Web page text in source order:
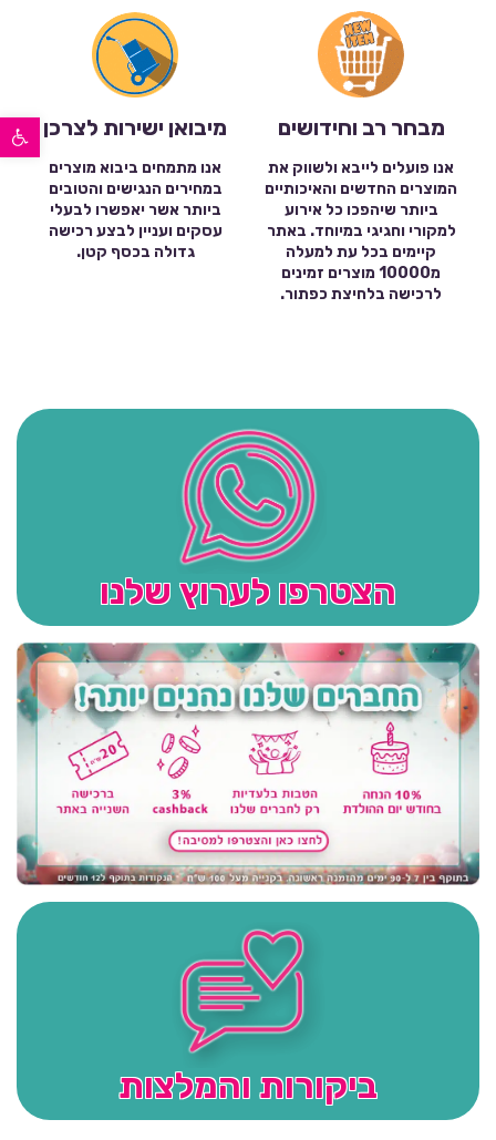
פתח סרגל נגישות מבחר רב וחידושים
אנו פועלים לייבא ולשווק את
המוצרים החדשים והאיכותיים
ביותר שיהפכו כל אירוע
למקורי וחגיגי במיוחד. באתר
קיימים בכל עת למעלה
מ10000 מוצרים זמינים
לרכישה בלחיצת כפתור.
מיבואן ישירות לצרכן
אנו מתמחים ביבוא מוצרים
במחירים הנגישים והטובים
ביותר אשר יאפשרו לבעלי
עסקים ועניין לבצע רכישה
גדולה בכסף קטן.
הצטרפו לערוץ שלנו
ביקורות והמלצות